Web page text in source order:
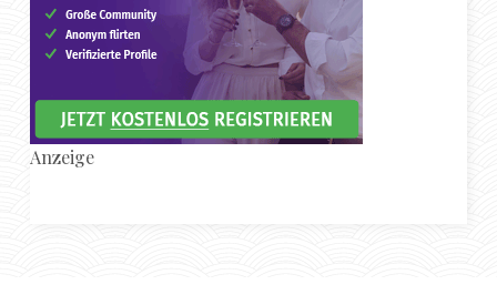
Anzeige